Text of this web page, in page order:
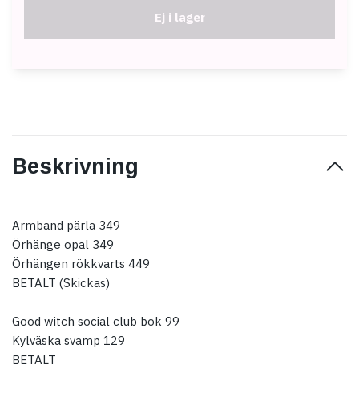
Ej i lager
Beskrivning
Armband pärla 349
Örhänge opal 349
Örhängen rökkvarts 449
BETALT (Skickas)
Good witch social club bok 99
Kylväska svamp 129
BETALT